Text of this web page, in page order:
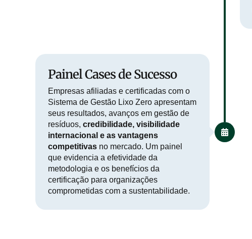
Painel Cases de Sucesso
Empresas afiliadas e certificadas com o
Sistema de Gestão Lixo Zero apresentam
seus resultados, avanços em gestão de
resíduos, credibilidade, visibilidade
internacional e as vantagens
competitivas no mercado. Um painel
que evidencia a efetividade da
metodologia e os benefícios da
certificação para organizações
comprometidas com a sustentabilidade.